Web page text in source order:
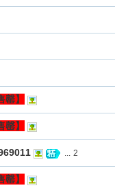
】
】
... 2
】